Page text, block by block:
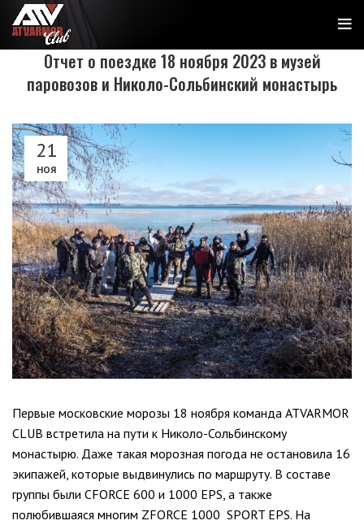
Отчет о поездке 18 ноября 2023 в музей
паровозов и Николо-Сольбинский монастырь
21
НОЯ
Первые московские морозы 18 ноября команда ATVARMOR
CLUB встретила на пути к Николо-Сольбинскому
монастырю. Даже такая морозная погода не остановила 16
экипажей, которые выдвинулись по маршруту. В составе
группы были CFORCE 600 и 1000 EPS, а также
полюбившаяся многим ZFORCE 1000 SPORT EPS. На